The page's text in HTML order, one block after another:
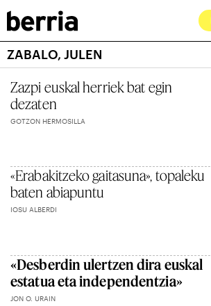
ZABALO, JULEN
Zazpi euskal herriek bat egin
dezaten
GOTZON HERMOSILLA
«Erabakitzeko gaitasuna», topaleku
baten abiapuntu
IOSU ALBERDI
«Desberdin ulertzen dira euskal
estatua eta independentzia»
JON O. URAIN